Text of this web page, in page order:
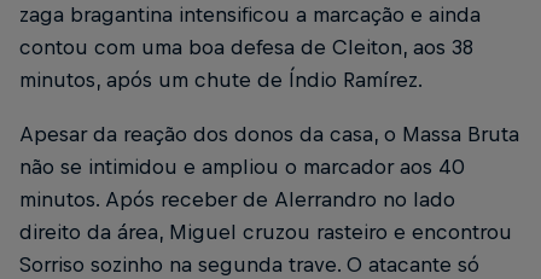
zaga bragantina intensificou a marcação e ainda
contou com uma boa defesa de Cleiton, aos 38
minutos, após um chute de Índio Ramírez.
Apesar da reação dos donos da casa, o Massa Bruta
não se intimidou e ampliou o marcador aos 40
minutos. Após receber de Alerrandro no lado
direito da área, Miguel cruzou rasteiro e encontrou
Sorriso sozinho na segunda trave. O atacante só